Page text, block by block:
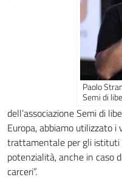
Paolo
Semi di
dell’associazione Semi di
Europa, abbiamo utilizzato
trattamentale per gli
potenzialità, anche in caso
carceri”.